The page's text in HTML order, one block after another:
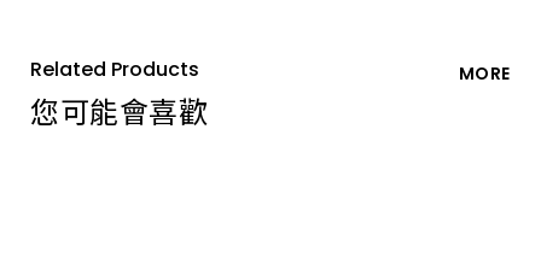
Related Products
您可能會喜歡
MORE